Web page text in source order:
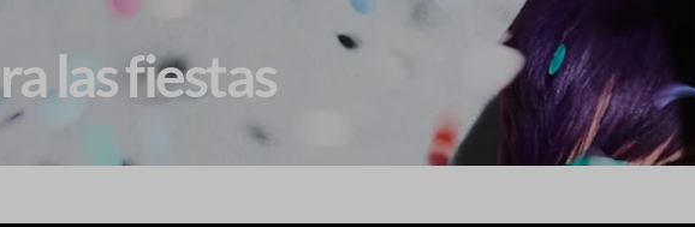
las fiestas